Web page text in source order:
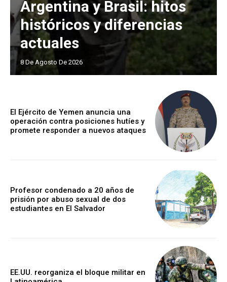
Argentina y Brasil: hitos
históricos y diferencias
actuales
8 De Agosto De 2026
El Ejército de Yemen anuncia una
operación contra posiciones hutíes y
promete responder a nuevos ataques
Profesor condenado a 20 años de
prisión por abuso sexual de dos
estudiantes en El Salvador
EE.UU. reorganiza el bloque militar en